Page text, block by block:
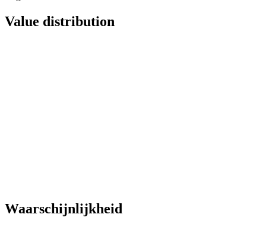
Value distribution
Waarschijnlijkheid